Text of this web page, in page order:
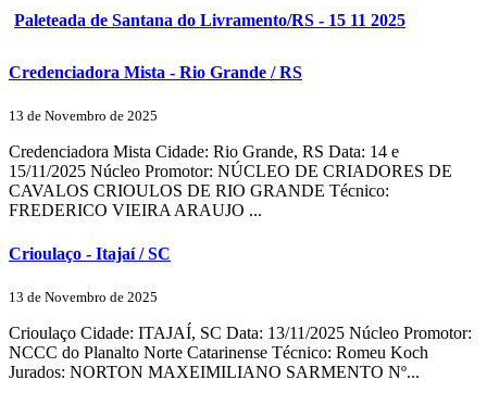
Paleteada de Santana do Livramento/RS - 15 11 2025
Credenciadora Mista - Rio Grande / RS
13 de Novembro de 2025
Credenciadora Mista Cidade: Rio Grande, RS Data: 14 e
15/11/2025 Núcleo Promotor: NÚCLEO DE CRIADORES DE
CAVALOS CRIOULOS DE RIO GRANDE Técnico:
FREDERICO VIEIRA ARAUJO ...
Crioulaço - Itajaí / SC
13 de Novembro de 2025
Crioulaço Cidade: ITAJAÍ, SC Data: 13/11/2025 Núcleo Promotor:
NCCC do Planalto Norte Catarinense Técnico: Romeu Koch
Jurados: NORTON MAXEIMILIANO SARMENTO Nº...